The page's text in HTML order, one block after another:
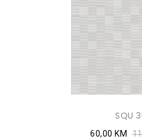
SQU
60,00 KM